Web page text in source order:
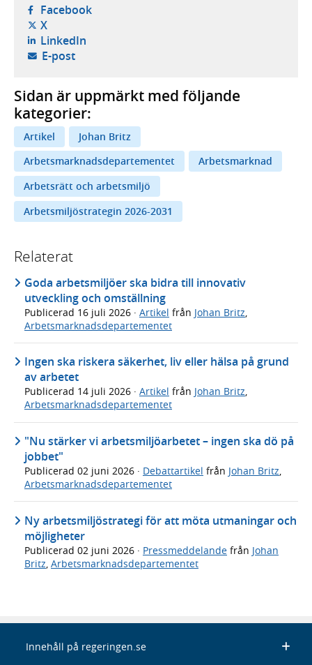
Facebook- öppnas i ny flik, extern webbplats,
X- öppnas i ny flik, extern webbplats,
LinkedIn- öppnas i ny flik, extern webbplats,
E-post- öppnar din e-postklient,
Sidan är uppmärkt med följande
kategorier:
Artikel
Johan Britz
Arbetsmarknadsdepartementet
Arbetsmarknad
Arbetsrätt och arbetsmiljö
Arbetsmiljöstrategin 2026-2031
Relaterat
Goda arbetsmiljöer ska bidra till innovativ
utveckling och omställning
Publicerad 16 juli 2026 · Artikel från Johan Britz
Arbetsmarknadsdepartementet
Ingen ska riskera säkerhet, liv eller hälsa på grund
av arbetet
Publicerad 14 juli 2026 · Artikel från Johan Britz,
Arbetsmarknadsdepartementet
"Nu stärker vi arbetsmiljöarbetet – ingen ska dö på
jobbet"
Publicerad 02 juni 2026 · Debattartikel från Johan Britz,
Arbetsmarknadsdepartementet
Ny arbetsmiljöstrategi för att möta utmaningar och
möjligheter
Publicerad 02 juni 2026 · Pressmeddelande från Johan
Britz Arbetsmarknadsdepartementet
Innehåll på regeringen.se